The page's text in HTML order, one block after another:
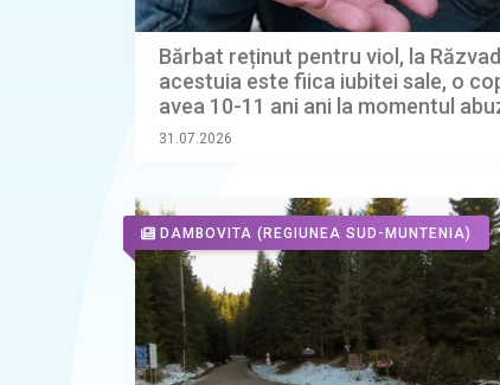
Bărbat reținut pentru viol, la
acestuia este fiica iubitei sale, o
avea 10-11 ani ani la momentul
31.07.2026
DAMBOVITA (REGIUNEA SUD-MUNTENIA)